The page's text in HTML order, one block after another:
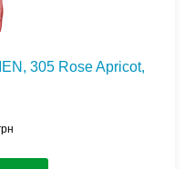
305 Rose Apricot,